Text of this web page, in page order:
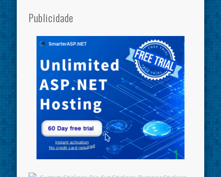
Publicidade